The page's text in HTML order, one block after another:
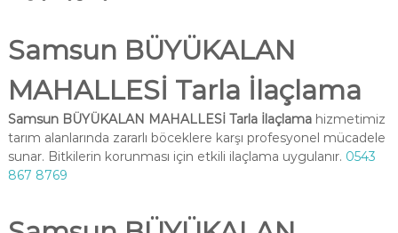
Samsun BÜYÜKALAN
MAHALLESİ Tarla İlaçlama
Samsun BÜYÜKALAN MAHALLESİ Tarla İlaçlamahizmetimiz
tarım alanlarında zararlı böceklere karşı profesyonel mücadele
sunar. Bitkilerin korunması için etkili ilaçlama uygulanır. 0543
867 8769